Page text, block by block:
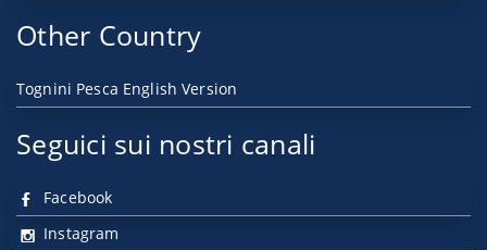
Other Country
Tognini Pesca English Version
Seguici sui nostri canali
Facebook
Instagram